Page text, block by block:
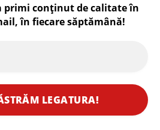
primi conținut de calitate în
în fiecaresăptămână!